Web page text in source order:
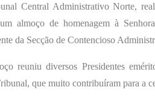
Central Administrativo Norte,
almoço de homenagem à
da Secção de Contencioso
reuniu diversos Presidentes
que muito contribuíram para a